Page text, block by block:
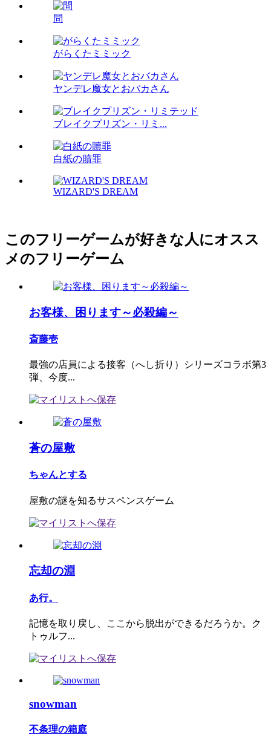
問
がらくたミミック
ヤンデレ魔女とおバカさん
ブレイクプリズン・リミ...
白紙の贖罪
WIZARD'S DREAM
このフリーゲームが好きな人にオスス
メのフリーゲーム
お客様、困ります～必殺編～
斎藤壱
最強の店員による接客（へし折り）シリーズコラボ第3
弾、今度...
蒼の屋敷
ちゃんとする
屋敷の謎を知るサスペンスゲーム
忘却の淵
あ行。
記憶を取り戻し、ここから脱出ができるだろうか。ク
トゥルフ...
snowman
不条理の箱庭